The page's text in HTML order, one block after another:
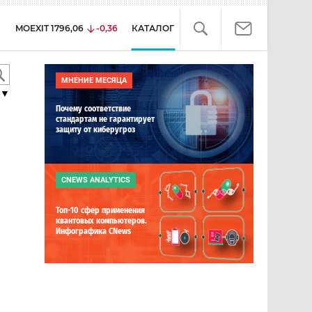
MOEXIT 1796,06 -0,36 КАТАЛОГ
МНЕНИЕ МЕСЯЦА
Почему соответствие
стандартам не гарантирует
защиту от киберугроз
CNEWS ANALYTICS
Топ-10 сфер применения
квантовых компьютеров.
Инфографика CNews